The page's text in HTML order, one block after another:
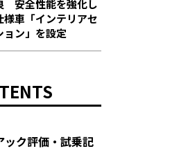
安全性能を強化し
様車「インテリアセ
ョン」を設定
ック評価・試乗記